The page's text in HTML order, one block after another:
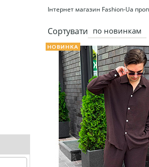
Інтернет магазин Fashion-Ua
Сортувати по новинкам